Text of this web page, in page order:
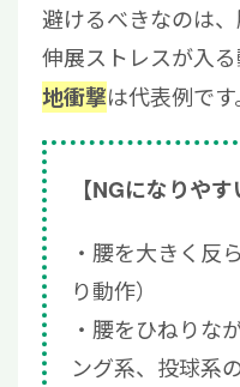
避けるべきなのは
伸展ストレスが入る
地衝撃は代表例です
【NGになりやす
腰を大きく反
り動作）
腰をひねりな
ング系、投球系の